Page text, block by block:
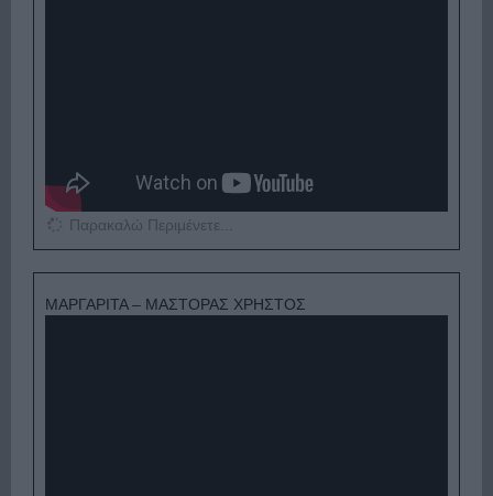
Παρακαλώ Περιμένετε...
ΜΑΡΓΑΡΙΤΑ – ΜΑΣΤΟΡΑΣ ΧΡΗΣΤΟΣ